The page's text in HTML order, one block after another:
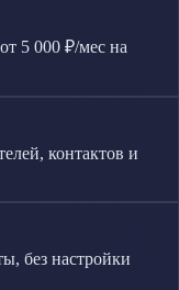
5 000 ₽/мес на
контактов и
без настройки